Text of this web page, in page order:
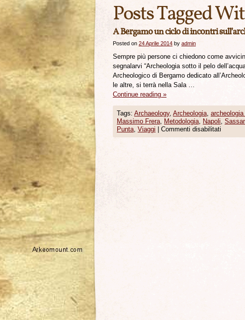
Posts Tagged
A Bergamo un ciclo di incontri
Posted on 24 Aprile 2014 by admin
Sempre più persone ci chiedono come
segnalarvi “Archeologia sotto il pelo
Archeologico di Bergamo dedicato
le altre, si terrà nella Sala …
Continue reading »
Tags: Archaeology, Archeologia,
Massimo Frera, Metodologia, Napoli,
Punta, Viaggi Commenti disabilitati